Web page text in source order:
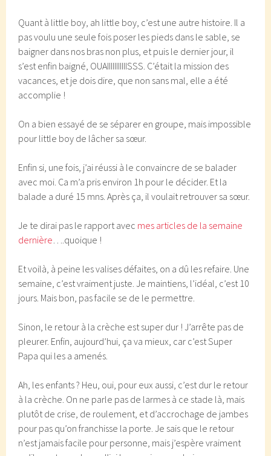
Quant à little boy, ah little boy, c’est une autre histoire. Il a
pas voulu une seule fois poser les pieds dans le sable, se
baigner dans nos bras non plus, et puis le dernier jour, il
s’est enfin baigné, OUAIIIIIIIIIIISSS. C’était la mission des
vacances, et je dois dire, que non sans mal, elle a été
accomplie !
On a bien essayé de se séparer en groupe, mais impossible
pour little boy de lâcher sa sœur.
Enfin si, une fois, j’ai réussi à le convaincre de se balader
avec moi. Ca m’a pris environ 1h pour le décider. Et la
balade a duré 15 mns. Après ça, il voulait retrouver sa sœur.
Je te dirai pas le rapport avec mes articles de la semaine
dernière….quoique !
Et voilà, à peine les valises défaites, on a dû les refaire. Une
semaine, c’est vraiment juste. Je maintiens, l’idéal, c’est 10
jours. Mais bon, pas facile se de le permettre.
Sinon, le retour à la crèche est super dur ! J’arrête pas de
pleurer. Enfin, aujourd’hui, ça va mieux, car c’est Super
Papa qui les a amenés.
Ah, les enfants ? Heu, oui, pour eux aussi, c’est dur le retour
à la crèche. On ne parle pas de larmes à ce stade là, mais
plutôt de crise, de roulement, et d’accrochage de jambes
pour pas qu’on franchisse la porte. Je sais que le retour
n’est jamais facile pour personne, mais j’espère vraiment